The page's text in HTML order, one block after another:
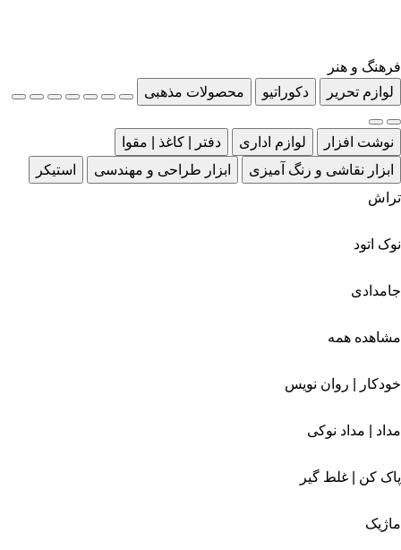
فرهنگ و هنر
لوازم تحریر
دکوراتیو محصولات مذهبی
نوشت افزار لوازم اداری
دفتر | کاغذ | مقوا
ابزار نقاشی و رنگ آمیزی
ابزار طراحی و مهندسی
استیکر
تراش
نوک اتود
جامدادی
مشاهده همه
خودکار | روان نویس
مداد | مداد نوکی
پاک کن | غلط گیر
ماژیک